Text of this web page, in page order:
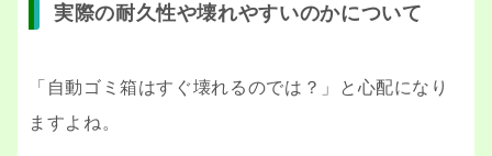
実際の耐久性や壊れやすいのかについて
「自動ゴミ箱はすぐ壊れるのでは？」と心配になり
ますよね。